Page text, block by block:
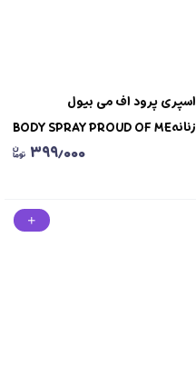
اسپری پرود اف می بیول
زنانهBODY SPRAY PROUD OF ME
۳۹۹٫۰۰۰